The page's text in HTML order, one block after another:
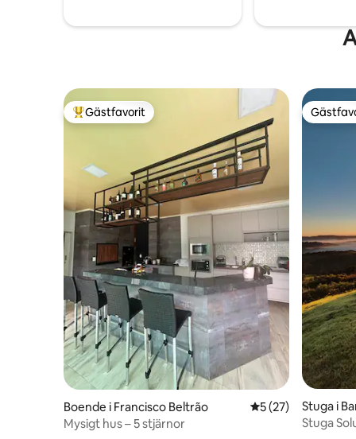
Populär gästfavorit
Gästfavorit
Boende i Francisco Beltrão 5 av 5 i
5 (27)
Mysigt hus – 5 stjärnor
Stuga i
Stuga